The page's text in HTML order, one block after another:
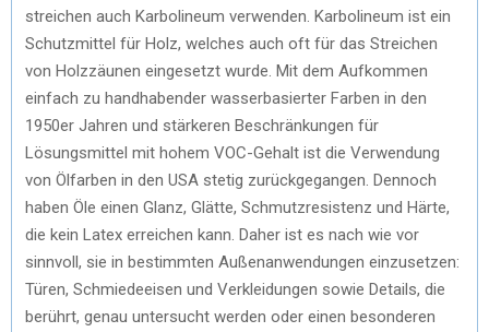
streichen auch Karbolineum verwenden. Karbolineum ist ein
Schutzmittel für Holz, welches auch oft für das Streichen
von Holzzäunen eingesetzt wurde. Mit dem Aufkommen
einfach zu handhabender wasserbasierter Farben in den
1950er Jahren und stärkeren Beschränkungen für
Lösungsmittel mit hohem VOC-Gehalt ist die Verwendung
von Ölfarben in den USA stetig zurückgegangen. Dennoch
haben Öle einen Glanz, Glätte, Schmutzresistenz und Härte,
die kein Latex erreichen kann. Daher ist es nach wie vor
sinnvoll, sie in bestimmten Außenanwendungen einzusetzen:
Türen, Schmiedeeisen und Verkleidungen sowie Details, die
berührt, genau untersucht werden oder einen besonderen